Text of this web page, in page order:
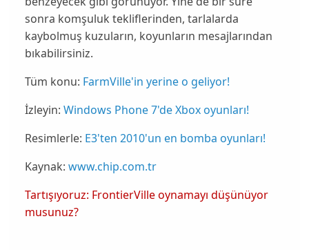
sonra komşuluk tekliflerinden, tarlalarda
kaybolmuş kuzuların, koyunların mesajlarından
bıkabilirsiniz.
Tüm konu: FarmVille'in yerine o geliyor!
İzleyin: Windows Phone 7'de Xbox oyunları!
Resimlerle: E3'ten 2010'un en bomba oyunları!
Kaynak: www.chip.com.tr
Tartışıyoruz: FrontierVille oynamayı düşünüyor
musunuz?